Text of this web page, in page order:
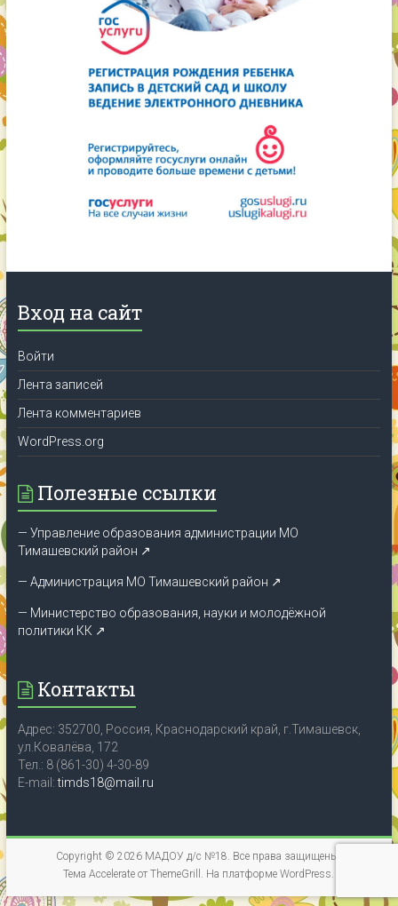
Вход на сайт
Войти
Лента записей
Лента комментариев
WordPress.org
Полезные ссылки
— Управление образования администрации МО
Тимашевский район ↗
— Администрация МО Тимашевский район ↗
— Министерство образования, науки и молодёжной
политики КК ↗
Контакты
Адрес: 352700, Россия, Краснодарский край, г.Тимашевск,
ул.Ковалёва, 172
Тел.: 8 (861-30) 4-30-89
E-mail:timds18@mail.ru
Copyright © 2026 МАДОУ д/с №18 . Все права защищены.
ТемаAccelerate от ThemeGrill. На платформеWordPress